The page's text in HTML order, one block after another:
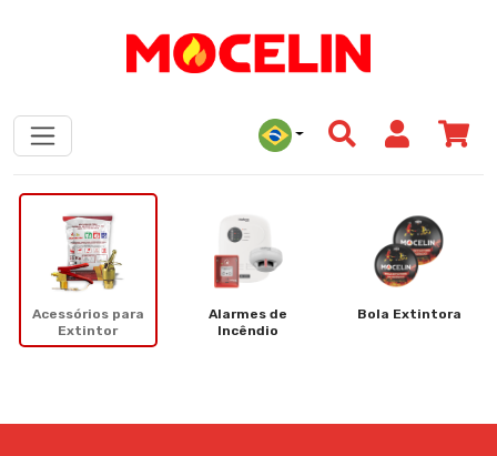
Acessórios para
Extintor
Alarmes de
Incêndio
Bola Extintora